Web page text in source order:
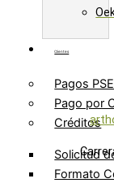
Clientes
Pagos PSE
Pago por
Créditos
Solicitud
Formato